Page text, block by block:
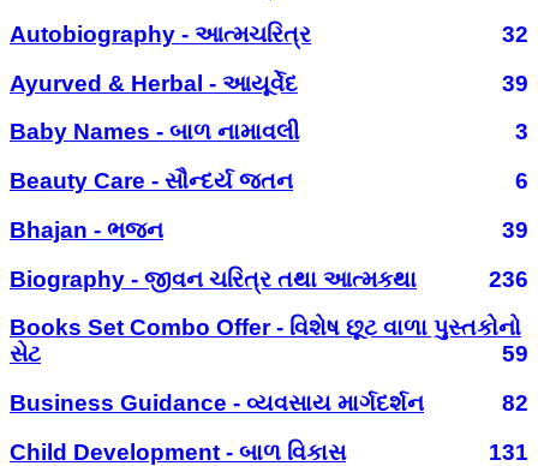
Autobiography - આત્મચરિત્ર
32
Ayurved & Herbal - આયૂર્વેદ
39
Baby Names - બાળ નામાવલી
3
Beauty Care - સૌન્દર્ય જતન
6
Bhajan - ભજન
39
Biography - જીવન ચરિત્ર તથા આત્મકથા
236
Books Set Combo Offer - વિશેષ છૂટ વાળા પુસ્તકોનો
સેટ
59
Business Guidance - વ્યવસાય માર્ગદર્શન
82
Child Development - બાળ વિકાસ
131